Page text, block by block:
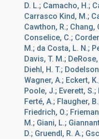
D. L.; Camacho, H.;
Carrasco Kind, M.;
Cawthon, R.; Chang,
Conselice, C.;
M.; da Costa, L. N.;
Davis, T. M.;
Diehl, H. T.;
Wagner, A.; Eckert,
Poole, J.; Everett, S.;
Ferté, A.; Flaugher,
Friedrich, O.;
M.; Giani, L.;
D.; Gruendl, R. A.;